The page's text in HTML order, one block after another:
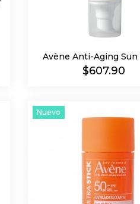
Avène Anti-Aging Sun
Precio
$607.90
Nuevo